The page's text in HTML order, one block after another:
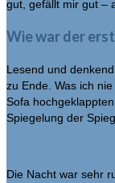
gut, gefällt mir gut –
Wie war der
Lesend und
zu Ende. Was ich
Sofa
Spiegelung der
Die Nacht war sehr